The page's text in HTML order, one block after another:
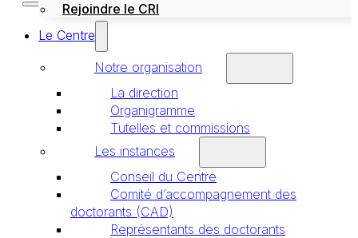
Rejoindre le CRI
Le Centre
Notre organisation
La direction
Organigramme
Tutelles et commissions
Les instances
Conseil du Centre
Comité d’accompagnement des
doctorants (CAD)
Représentants des doctorants